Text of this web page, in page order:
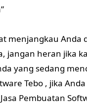
menjangkau Anda
jangan heran jika
yang sedang
Tebo , jika
Pembuatan